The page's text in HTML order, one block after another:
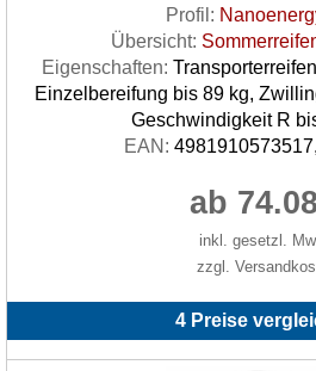
Profil:
Übersicht:
Eigenschaften:
Einzelbereifung bis 89 kg,
Geschwindigkeit R
EAN: 4981910573517,
ab
inkl. gesetzl.
zzgl.
4 Preise